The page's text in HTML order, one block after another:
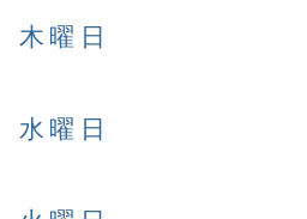
曜日
曜日